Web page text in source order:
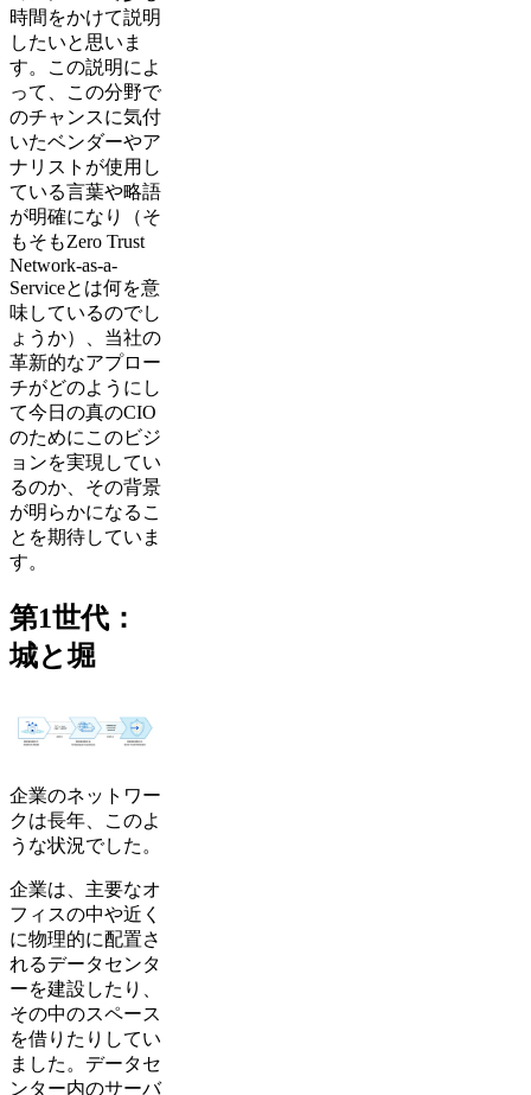
時間をかけて説明
したいと思いま
す。この説明によ
って、この分野で
のチャンスに気付
いたベンダーやア
ナリストが使用し
ている言葉や略語
が明確になり（そ
もそもZero Trust
Network-as-a-
Serviceとは何を意
味しているのでし
ょうか）、当社の
革新的なアプロー
チがどのようにし
て今日の真のCIO
のためにこのビジ
ョンを実現してい
るのか、その背景
が明らかになるこ
とを期待していま
す。
第1世代：
城と堀
企業のネットワー
クは長年、このよ
うな状況でした。
企業は、主要なオ
フィスの中や近く
に物理的に配置さ
れるデータセンタ
ーを建設したり、
その中のスペース
を借りたりしてい
ました。データセ
ンター内のサーバ